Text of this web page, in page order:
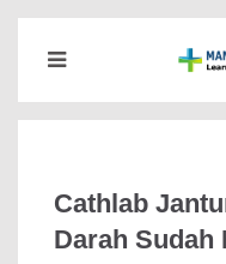
Cathlab
Darah Sudah